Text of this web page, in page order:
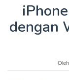
dengan
Oleh